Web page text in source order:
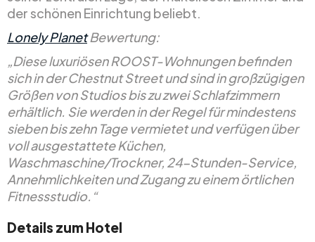
der schönen Einrichtung beliebt.
Lonely PlanetBewertung:
„Diese luxuriösen ROOST-Wohnungen befinden
sich in der Chestnut Street und sind in großzügigen
Größen von Studios bis zu zwei Schlafzimmern
erhältlich. Sie werden in der Regel für mindestens
sieben bis zehn Tage vermietet und verfügen über
voll ausgestattete Küchen,
Waschmaschine/Trockner, 24-Stunden-Service,
Annehmlichkeiten und Zugang zu einem örtlichen
Fitnessstudio.“
Details zum Hotel